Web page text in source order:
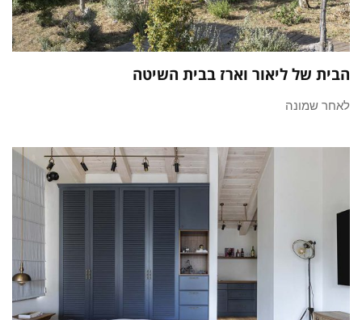
הבית של ליאור וארז בבית השיטה
לאחר שמונה